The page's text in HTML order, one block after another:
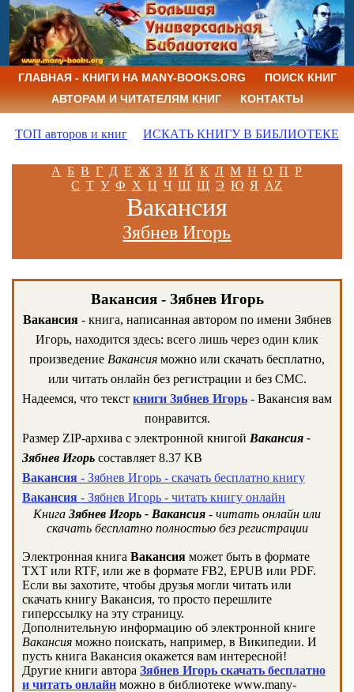
ГЛАВНАЯ - КНИГИ НА MANY-BOOKS.ORG
ПОИСК КНИГ
АВТОРАМ И ЧИТАТЕЛЯМ КНИГ
КОНТАКТЫ
ТОП авторов и книг ИСКАТЬ КНИГУ В БИБЛИОТЕКЕ
А Б В Г Д Е Ж З И Й К Л М Н О П Р
С Т У Ф Х Ц Ч Ш Щ Э Ю Я AZ
Вакансия
Зябнев Игорь
Вакансия - Зябнев Игорь
Вакансия- книга, написанная автором по имени Зябнев
Игорь, находится здесь: всего лишь через один клик
произведение Вакансия можно или скачать бесплатно,
или читать онлайн без регистрации и без СМС.
Надеемся, что текст книги Зябнев Игорь - Вакансия вам
понравится.
Размер ZIP-архива c электронной книгой Вакансия -
Зябнев Игорь составляет 8.37 KB
Вакансия - Зябнев Игорь - скачать бесплатно книгу
Вакансия - Зябнев Игорь - читать книгу онлайн
Книга Зябнев Игорь - Вакансия - читать онлайн или
скачать бесплатно полностью без регистрации
Электронная книга Вакансия может быть в формате
TXT или RTF, или же в формате FB2, EPUB или PDF.
Если вы захотите, чтобы друзья могли читать или
скачать книгу Вакансия, то просто перешлите
гиперссылку на эту страницу.
Дополнительную информацию об электронной книге
Вакансия можно поискать, например, в Википедии. И
пусть книга Вакансия окажется вам интересной!
Другие книги автора Зябнев Игорь скачать бесплатно
и читать онлайн можно в библиотеке www.many-